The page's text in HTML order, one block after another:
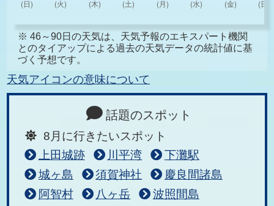
※ 46～90日の天気は、天気予報のエキスパート機関
とのタイアップによる過去の天気データの統計値に基
づく予想です。
天気アイコンの意味について
話題のスポット
8月に行きたいスポット
上田城跡
川平湾
下灘駅
城ヶ島
須賀神社
慶良間諸島
阿智村
八ヶ岳
波照間島